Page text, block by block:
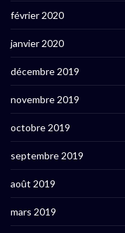
février 2020
janvier 2020
décembre 2019
novembre 2019
octobre 2019
septembre 2019
août 2019
mars 2019